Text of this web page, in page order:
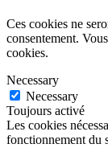
Ces cookies ne
consentement.
cookies.
Necessary
Necessary
Toujours activé
Les cookies
fonctionnement du